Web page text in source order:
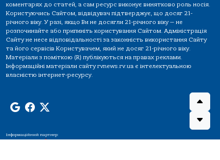
коментарях до статей, а сам ресурс виконує винятково роль носія.
Користуючись Сайтом, відвідувач підтверджує, що досяг 21-
річного віку. У разі, якщо Ви не досягли 21-річного віку — не
розпочинайте або припиніть користування Сайтом. Адміністрація
Сайту не несе відповідальності за законність використання Сайту
та його сервісів Користувачем, який не досяг 21-річного віку.
Матеріали з поміткою (R) публікуються на правах реклами.
Інформаційні матеріали сайту rvnews.rv.ua є інтелектуальною
власністю інтернет-ресурсу.
Інформаційний партнер: